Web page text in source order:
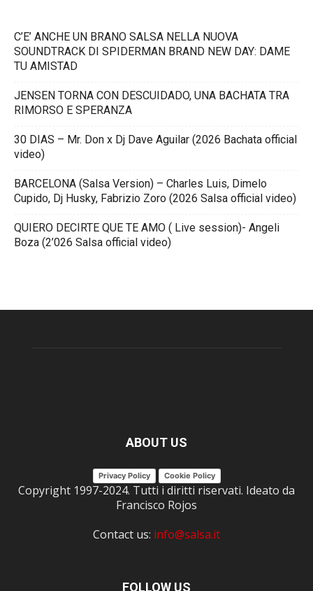
C’E’ ANCHE UN BRANO SALSA NELLA NUOVA
SOUNDTRACK DI SPIDERMAN BRAND NEW DAY: DAME
TU AMISTAD
JENSEN TORNA CON DESCUIDADO, UNA BACHATA TRA
RIMORSO E SPERANZA
30 DIAS – Mr. Don x Dj Dave Aguilar (2026 Bachata official
video)
BARCELONA (Salsa Version) – Charles Luis, Dimelo
Cupido, Dj Husky, Fabrizio Zoro (2026 Salsa official video)
QUIERO DECIRTE QUE TE AMO ( Live session)- Angeli
Boza (2’026 Salsa official video)
ABOUT US
Privacy Policy Cookie Policy
Copyright 1997-2024. Tutti i diritti riservati. Ideato da
Francisco Rojos
Contact us: info@salsa.it
FOLLOW US